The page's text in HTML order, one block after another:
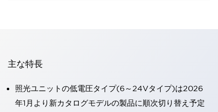
主な特長
照光ユニットの低電圧タイプ(6～24Vタイプ)は2026
年1月より新カタログモデルの製品に順次切り替え予定